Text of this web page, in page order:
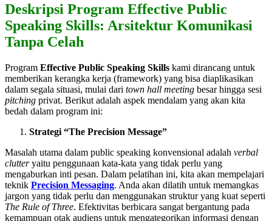
Deskripsi Program Effective Public
Speaking Skills: Arsitektur Komunikasi
Tanpa Celah
Program Effective Public Speaking Skills kami dirancang untuk
memberikan kerangka kerja (framework) yang bisa diaplikasikan
dalam segala situasi, mulai dari town hall meeting besar hingga sesi
pitching privat. Berikut adalah aspek mendalam yang akan kita
bedah dalam program ini:
Strategi “The Precision Message”
Masalah utama dalam public speaking konvensional adalah verbal
clutteryaitu penggunaan kata-kata yang tidak perlu yang
mengaburkan inti pesan. Dalam pelatihan ini, kita akan mempelajari
teknik Precision Messaging. Anda akan dilatih untuk memangkas
jargon yang tidak perlu dan menggunakan struktur yang kuat seperti
The Rule of Three. Efektivitas berbicara sangat bergantung pada
kemampuan otak audiens untuk mengategorikan informasi dengan